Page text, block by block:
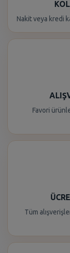
Nakit veya kredi
Favori
Tüm